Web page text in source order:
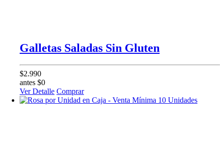
Galletas Saladas Sin Gluten
$2.990
antes $0
Ver Detalle Comprar